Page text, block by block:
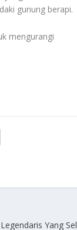
gunung berapi.
mengurangi
Yang